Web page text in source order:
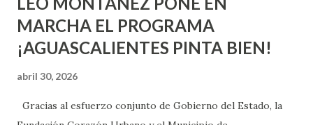
MARCHA EL PROGRAMA
¡AGUASCALIENTES PINTA BIEN!
abril 30, 2026
Gracias al esfuerzo conjunto de Gobierno del Estado, la